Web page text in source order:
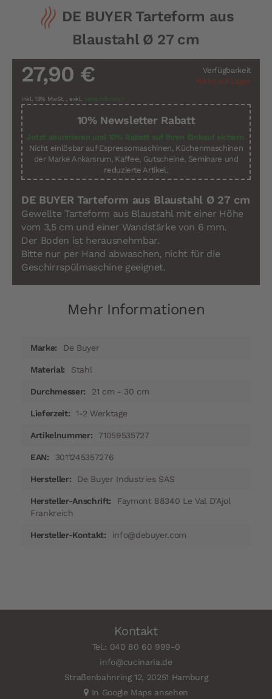
DE BUYER Tarteform aus
Blaustahl Ø 27 cm
Verfügbarkeit
Nicht auf Lager
27,90 €
Inkl. 19% MwSt. , exkl. Versandkosten
10% Newsletter Rabatt
Jetzt abonnieren und 10% Rabatt auf Ihren Einkauf sichern.
Nicht einlösbar auf Espressomaschinen, Küchenmaschinen
der Marke Ankarsrum, Kaffee, Gutscheine, Seminare und
reduzierte Artikel.
DE BUYER Tarteform aus Blaustahl Ø 27 cm
Gewellte Tarteform aus Blaustahl mit einer Höhe
vom 3,5 cm und einer Wandstärke von 6 mm.
Der Boden ist herausnehmbar.
Bitte nur per Hand abwaschen, nicht für die
Geschirrspülmaschine geeignet.
Mehr Informationen
InformationenDe Buyer
Stahl
21 cm - 30 cm
1-2 Werktage
71059535727
3011245357276
De Buyer Industries SAS
Faymont 88340 Le Val D'Ajol
Frankreich
info@debuyer.com
Kontakt
Tel.: 040 80 60 999-0
info@cucinaria.de
Straßenbahnring 12, 20251 Hamburg
In Google Maps ansehen